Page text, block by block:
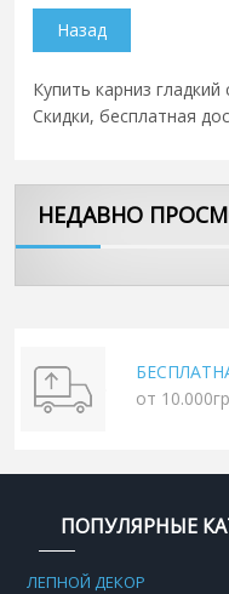
Купить карниз
Скидки, бесплатная
НЕДАВНО
от
ПОПУЛЯРНЫЕ
ЛЕПНОЙ ДЕКОР